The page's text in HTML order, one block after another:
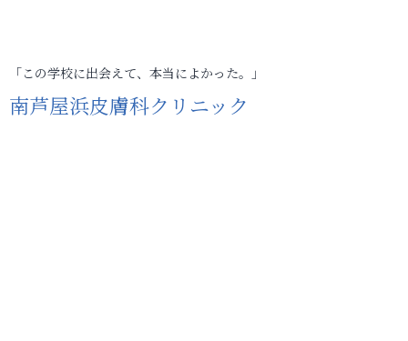
「この学校に出会えて、本当によかった。」
南芦屋浜皮膚科クリニック